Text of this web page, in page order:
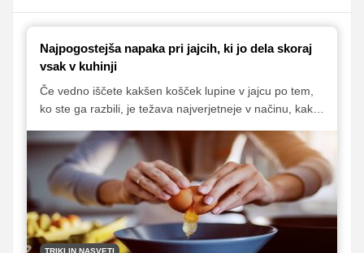
Najpogostejša napaka pri jajcih, ki jo dela skoraj
vsak v kuhinji
Če vedno iščete kakšen košček lupine v jajcu po tem,
ko ste ga razbili, je težava najverjetneje v načinu, kako
TRIKI IN NASVETI